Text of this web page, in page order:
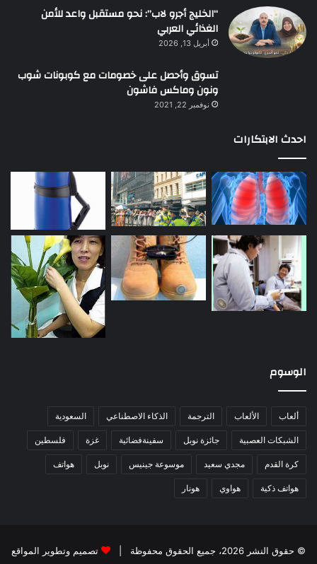
“الخليج أجرو لاب”: نحو مستقبل واعد للأمن
الغذائي العربي
أبريل 13, 2026
تسوق وأحصل على خصومات مع كوبونات شوب
ونون وماكس فاشون
نوفمبر 22, 2021
احدث الابتكارات
الوسوم
ألعاب الألعاب الترجمة الذكاء الاصطناعي السعودية
الشبكات العصبية جائزة نوبل سفينةفضائية غزة فلسطين
كرة القدم مجدي سعيد موسوعة جينيس نوبل هواتف
هواتف ذكية هواوي هونار
© حقوق النشر 2026، جميع الحقوق محفوظة | تصميم وتطوير المواقع